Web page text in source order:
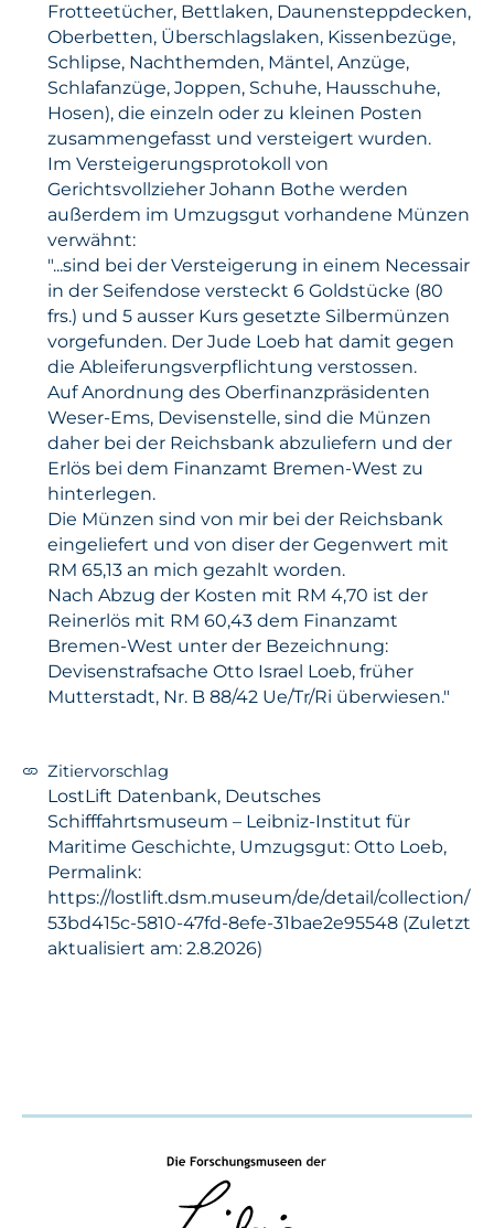
Frotteetücher, Bettlaken, Daunensteppdecken,
Oberbetten, Überschlagslaken, Kissenbezüge,
Schlipse, Nachthemden, Mäntel, Anzüge,
Schlafanzüge, Joppen, Schuhe, Hausschuhe,
Hosen), die einzeln oder zu kleinen Posten
zusammengefasst und versteigert wurden.
Im Versteigerungsprotokoll von
Gerichtsvollzieher Johann Bothe werden
außerdem im Umzugsgut vorhandene Münzen
verwähnt:
"...sind bei der Versteigerung in einem Necessair
in der Seifendose versteckt 6 Goldstücke (80
frs.) und 5 ausser Kurs gesetzte Silbermünzen
vorgefunden. Der Jude Loeb hat damit gegen
die Ableiferungsverpflichtung verstossen.
Auf Anordnung des Oberfinanzpräsidenten
Weser-Ems, Devisenstelle, sind die Münzen
daher bei der Reichsbank abzuliefern und der
Erlös bei dem Finanzamt Bremen-West zu
hinterlegen.
Die Münzen sind von mir bei der Reichsbank
eingeliefert und von diser der Gegenwert mit
RM 65,13 an mich gezahlt worden.
Nach Abzug der Kosten mit RM 4,70 ist der
Reinerlös mit RM 60,43 dem Finanzamt
Bremen-West unter der Bezeichnung:
Devisenstrafsache Otto Israel Loeb, früher
Mutterstadt, Nr. B 88/42 Ue/Tr/Ri überwiesen."
Zitiervorschlag
LostLift Datenbank, Deutsches
Schifffahrtsmuseum – Leibniz-Institut für
Maritime Geschichte, Umzugsgut: Otto Loeb,
Permalink:
https://lostlift.dsm.museum/de/detail/collection/
53bd415c-5810-47fd-8efe-31bae2e95548 (Zuletzt
aktualisiert am: 2.8.2026)